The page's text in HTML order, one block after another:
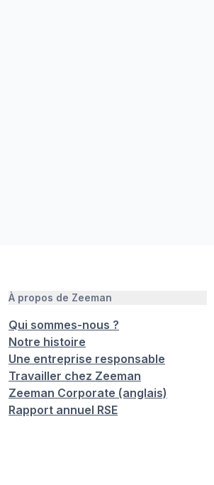
À propos de Zeeman
Qui sommes-nous ?
Notre histoire
Une entreprise responsable
Travailler chez Zeeman
Zeeman Corporate (anglais)
Rapport annuel RSE